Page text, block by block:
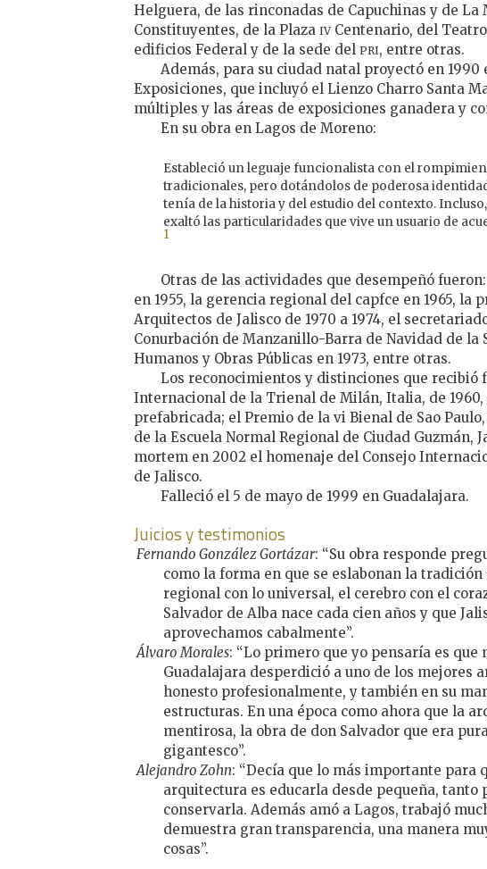
Helguera, de las rinconadas de Capuchinas y de La
Constituyentes, de la Plaza ivCentenario, del
edificios Federal y de la sede del pri, entre otras.
Además, para su ciudad natal proyectó en 1990
Exposiciones, que incluyó el Lienzo Charro Santa
múltiples y las áreas de exposiciones ganadera y
En su obra en Lagos de Moreno:
Estableció un leguaje funcionalista con el
tradicionales, pero dotándolos de poderosa
tenía de la historia y del estudio del contexto.
exaltó las particularidades que vive un usuario de
1
Otras de las actividades que desempeñó
en 1955, la gerencia regional del capfce en 1965, la
Arquitectos de Jalisco de 1970 a 1974, el
Conurbación de Manzanillo-Barra de Navidad de la
Humanos y Obras Públicas en 1973, entre otras.
Los reconocimientos y distinciones que recibió
Internacional de la Trienal de Milán, Italia, de
prefabricada; el Premio de la vi Bienal de Sao
de la Escuela Normal Regional de Ciudad Guzmán,
mortem en 2002 el homenaje del Consejo
de Jalisco.
Falleció el 5 de mayo de 1999 en Guadalajara.
Juicios y testimonios
Fernando González Gortázar: “Su obra responde
como la forma en que se eslabonan la
regional con lo universal, el cerebro con el
Salvador de Alba nace cada cien años y que
aprovechamos cabalmente”.
Álvaro Morales: “Lo primero que yo pensaría es que
Guadalajara desperdició a uno de los mejores
honesto profesionalmente, y también en su
estructuras. En una época como ahora que la
mentirosa, la obra de don Salvador que era
gigantesco”.
Alejandro Zohn: “Decía que lo más importante para
arquitectura es educarla desde pequeña, tanto
conservarla. Además amó a Lagos, trabajó
demuestra gran transparencia, una manera
cosas”.